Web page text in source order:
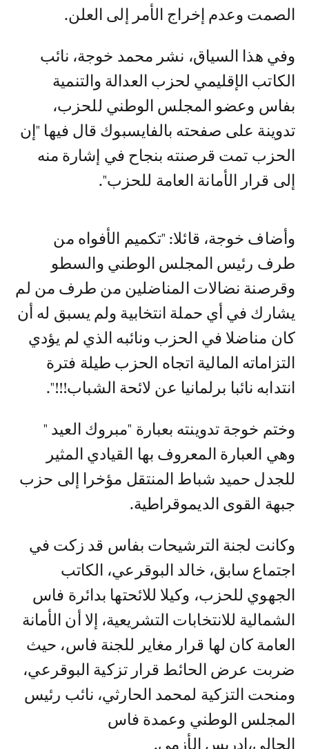
الصمت وعدم إخراج الأمر إلى العلن.
وفي هذا السياق، نشر محمد خوجة، نائب
الكاتب الإقليمي لحزب العدالة والتنمية
بفاس وعضو المجلس الوطني للحزب،
تدوينة على صفحته بالفايسبوك قال فيها "إن
الحزب تمت قرصنته بنجاح في إشارة منه
إلى قرار الأمانة العامة للحزب".
وأضاف خوجة، قائلا: "تكميم الأفواه من
طرف رئيس المجلس الوطني والسطو
وقرصنة نضالات المناضلين من طرف من لم
يشارك في أي حملة انتخابية ولم يسبق له أن
كان مناضلا في الحزب ونائبه الذي لم يؤدي
التزاماته المالية اتجاه الحزب طيلة فترة
انتدابه نائبا برلمانيا عن لائحة الشباب!!!".
وختم خوجة تدوينته بعبارة "مبروك العيد "
وهي العبارة المعروف بها القيادي المثير
للجدل حميد شباط المنتقل مؤخرا إلى حزب
جبهة القوى الديموقراطية.
وكانت لجنة الترشيحات بفاس قد زكت في
اجتماع سابق، خالد البوقرعي، الكاتب
الجهوي للحزب، وكيلا للائحتها بدائرة فاس
الشمالية للانتخابات التشريعية، إلا أن الأمانة
العامة كان لها قرار مغاير للجنة فاس، حيث
ضربت عرض الحائط قرار تزكية البوقرعي،
ومنحت التزكية لمحمد الحارثي، نائب رئيس
المجلس الوطني وعمدة فاس
الحالي،ادريس الأزمي.